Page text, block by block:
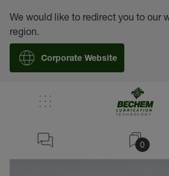
0
We would like to redirect you to our
region.
Corporate Website